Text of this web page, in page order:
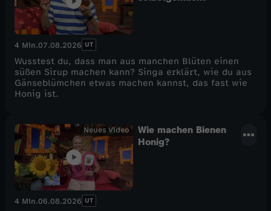
4 Min.07.08.2026 UT
Wusstest du, dass man aus manchen Blüten einen
süßen Sirup machen kann? Singa erklärt, wie du aus
Gänseblümchen etwas machen kannst, das fast wie
Honig ist.
Neues Video
Wie machen Bienen
Honig?
4 Min.06.08.2026 UT